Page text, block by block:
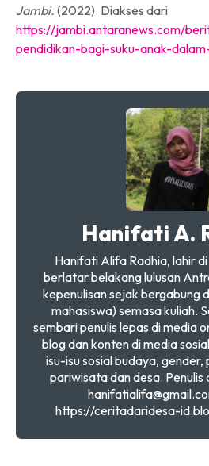
Jambi. (2022). Diakses dari
https://jambi.antaranews.com/
pendidikan-bagi-suku-anak-
Hanifati A.
Hanifati Alifa Radhia, lahir
berlatar belakang lulusan
kepenulisan sejak bergabung
mahasiswa) semasa kuliah.
sembari penulis lepas di media
blog dan konten di media
isu-isu sosial budaya,
pariwisata dan desa. Penulis
https://ceritadaridesa-